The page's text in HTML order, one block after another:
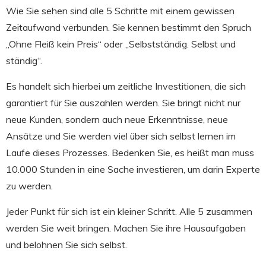
Wie Sie sehen sind alle 5 Schritte mit einem gewissen
Zeitaufwand verbunden. Sie kennen bestimmt den Spruch
„Ohne Fleiß kein Preis“ oder „Selbstständig. Selbst und
ständig“.
Es handelt sich hierbei um zeitliche Investitionen, die sich
garantiert für Sie auszahlen werden. Sie bringt nicht nur
neue Kunden, sondern auch neue Erkenntnisse, neue
Ansätze und Sie werden viel über sich selbst lernen im
Laufe dieses Prozesses. Bedenken Sie, es heißt man muss
10.000 Stunden in eine Sache investieren, um darin Experte
zu werden.
Jeder Punkt für sich ist ein kleiner Schritt. Alle 5 zusammen
werden Sie weit bringen. Machen Sie ihre Hausaufgaben
und belohnen Sie sich selbst.